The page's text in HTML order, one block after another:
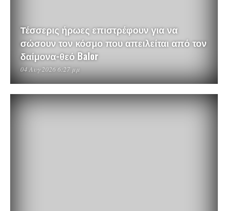
Τέσσερις ήρωες επιστρέφουν για να
σώσουν τον κόσμο που απειλείται από τον
δαίμονα-θεό Balor
04 Αυγ 2026 6:27 μμ